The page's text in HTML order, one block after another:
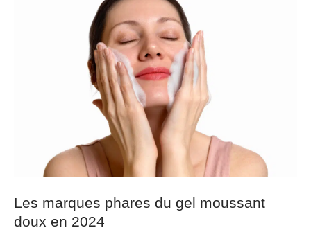
Les marques phares du gel moussant
doux en 2024